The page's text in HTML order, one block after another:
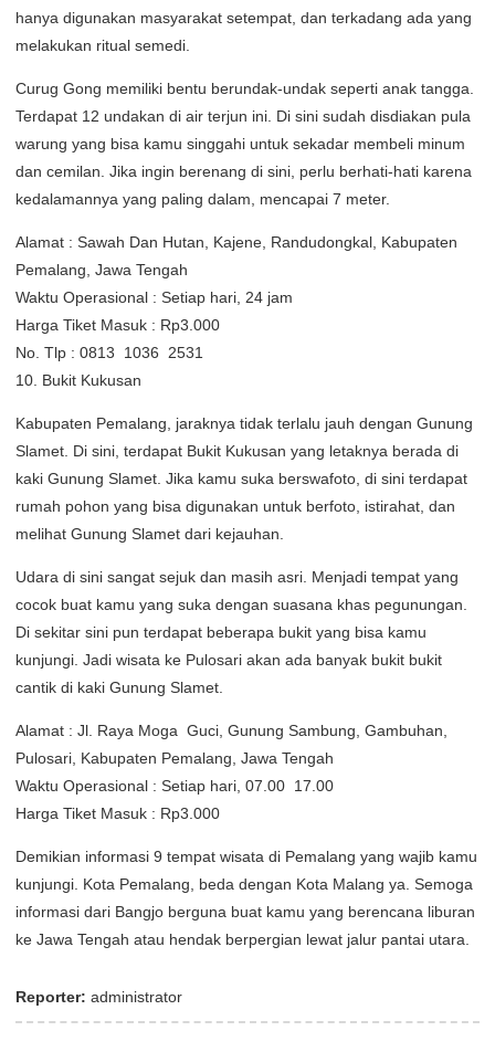
hanya digunakan masyarakat setempat, dan terkadang ada yang
melakukan ritual semedi.
Curug Gong memiliki bentu berundak-undak seperti anak tangga.
Terdapat 12 undakan di air terjun ini. Di sini sudah disdiakan pula
warung yang bisa kamu singgahi untuk sekadar membeli minum
dan cemilan. Jika ingin berenang di sini, perlu berhati-hati karena
kedalamannya yang paling dalam, mencapai 7 meter.
Alamat : Sawah Dan Hutan, Kajene, Randudongkal, Kabupaten
Pemalang, Jawa Tengah
Waktu Operasional : Setiap hari, 24 jam
Harga Tiket Masuk : Rp3.000
No. Tlp : 0813  1036  2531
10. Bukit Kukusan
Kabupaten Pemalang, jaraknya tidak terlalu jauh dengan Gunung
Slamet. Di sini, terdapat Bukit Kukusan yang letaknya berada di
kaki Gunung Slamet. Jika kamu suka berswafoto, di sini terdapat
rumah pohon yang bisa digunakan untuk berfoto, istirahat, dan
melihat Gunung Slamet dari kejauhan.
Udara di sini sangat sejuk dan masih asri. Menjadi tempat yang
cocok buat kamu yang suka dengan suasana khas pegunungan.
Di sekitar sini pun terdapat beberapa bukit yang bisa kamu
kunjungi. Jadi wisata ke Pulosari akan ada banyak bukit bukit
cantik di kaki Gunung Slamet.
Alamat : Jl. Raya Moga  Guci, Gunung Sambung, Gambuhan,
Pulosari, Kabupaten Pemalang, Jawa Tengah
Waktu Operasional : Setiap hari, 07.00  17.00
Harga Tiket Masuk : Rp3.000
Demikian informasi 9 tempat wisata di Pemalang yang wajib kamu
kunjungi. Kota Pemalang, beda dengan Kota Malang ya. Semoga
informasi dari Bangjo berguna buat kamu yang berencana liburan
ke Jawa Tengah atau hendak berpergian lewat jalur pantai utara.
Reporter: administrator